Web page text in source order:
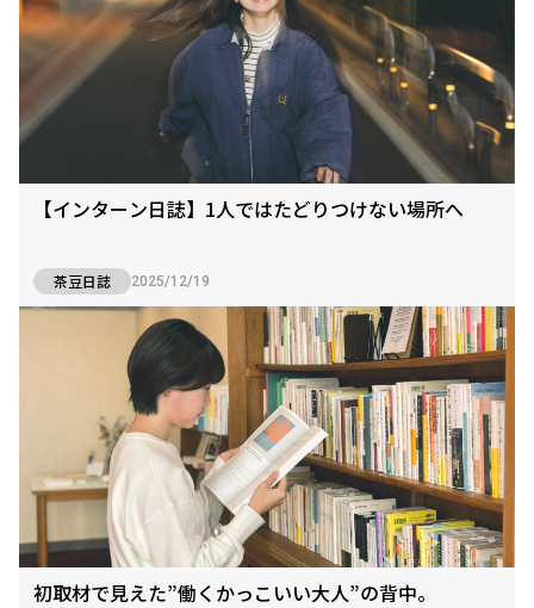
【インターン日誌】1人ではたどりつけない場所へ
茶豆日誌 2025/12/19
初取材で見えた”働くかっこいい大人”の背中。